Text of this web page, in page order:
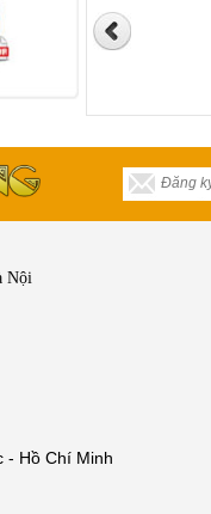
Nội
- Hồ Chí Minh